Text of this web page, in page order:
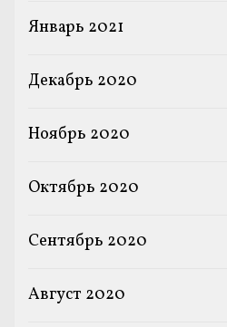
Январь 2021
Декабрь 2020
Ноябрь 2020
Октябрь 2020
Сентябрь 2020
Август 2020